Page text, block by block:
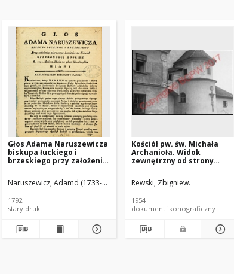
Głos Adama Naruszewicza
biskupa łuckiego i
brzeskiego przy założeniu
Kościół Opatrznosci
Boskiey r. 1792 dnia 3 maia
miany
Naruszewicz, Adamd (1733-1796)
1792
stary druk
Kościół pw. św. Michała
Archanioła. Widok
zewnętrzny od strony
Zebrzydowice
Rewski, Zbigniew.
1954
dokument ikonograficzny